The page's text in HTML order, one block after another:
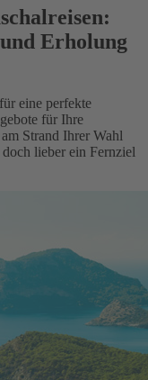
Erholung
eine perfekte
für Ihre
Strand Ihrer Wahl
lieber ein Fernziel